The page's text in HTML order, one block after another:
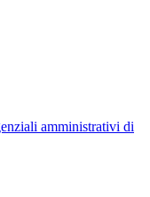
amministrativi di